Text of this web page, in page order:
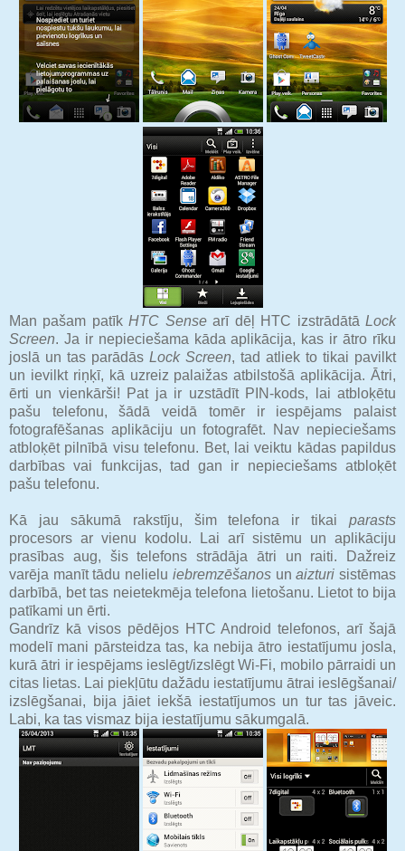
Man pašam patīkHTC Sensearī dēļ HTC izstrādātāLock
Screen. Ja ir nepieciešama kāda aplikācija, kas ir ātro rīku
joslā un tas parādās Lock Screen, tad atliek to tikai pavilkt
un ievilkt riņķī, kā uzreiz palaižas atbilstošā aplikācija. Ātri,
ērti un vienkārši! Pat ja ir uzstādīt PIN-kods, lai atbloķētu
pašu telefonu, šādā veidā tomēr ir iespējams palaist
fotografēšanas aplikāciju un fotografēt. Nav nepieciešams
atbloķēt pilnībā visu telefonu. Bet, lai veiktu kādas papildus
darbības vai funkcijas, tad gan ir nepieciešams atbloķēt
pašu telefonu.
Kā jau sākumā rakstīju, šim telefona ir tikai parasts
procesors ar vienu kodolu. Lai arī sistēmu un aplikāciju
prasības aug, šis telefons strādāja ātri un raiti. Dažreiz
varēja manīt tādu nelielu iebremzēšanosunaizturisistēmas
darbībā, bet tas neietekmēja telefona lietošanu. Lietot to bija
patīkami un ērti.
Gandrīz kā visos pēdējos HTC Android telefonos, arī šajā
modelī mani pārsteidza tas, ka nebija ātro iestatījumu josla,
kurā ātri ir iespējams ieslēgt/izslēgt Wi-Fi, mobilo pārraidi un
citas lietas. Lai piekļūtu dažādu iestatījumu ātrai ieslēgšanai/
izslēgšanai, bija jāiet iekšā iestatījumos un tur tas jāveic.
Labi, ka tas vismaz bija iestatījumu sākumgalā.